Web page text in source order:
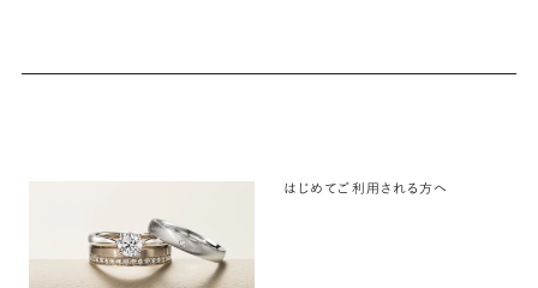
はじめてご利用される方へ